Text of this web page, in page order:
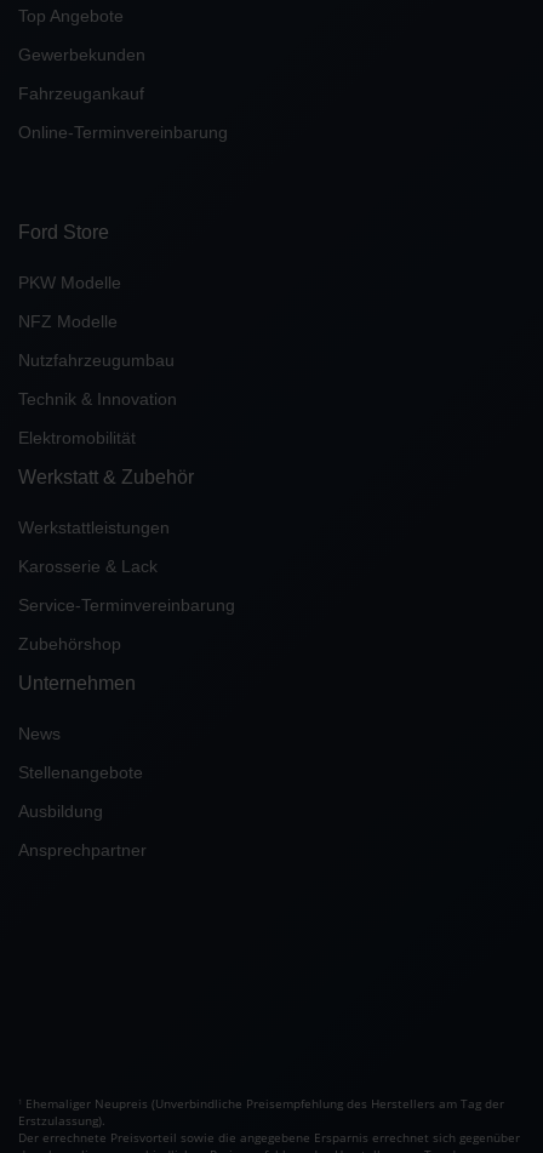
Top Angebote
Gewerbekunden
Fahrzeugankauf
Online-Terminvereinbarung
Ford Store
PKW Modelle
NFZ Modelle
Nutzfahrzeugumbau
Technik & Innovation
Elektromobilität
Werkstatt & Zubehör
Werkstattleistungen
Karosserie & Lack
Service-Terminvereinbarung
Zubehörshop
Unternehmen
News
Stellenangebote
Ausbildung
Ansprechpartner
1 Ehemaliger Neupreis (Unverbindliche Preisempfehlung des Herstellers am Tag der
Erstzulassung).
Der errechnete Preisvorteil sowie die angegebene Ersparnis errechnet sich gegenüber